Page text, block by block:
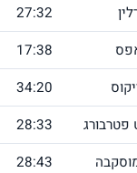
27:32
17:38
34:20
פטרבורג 28:33
28:43